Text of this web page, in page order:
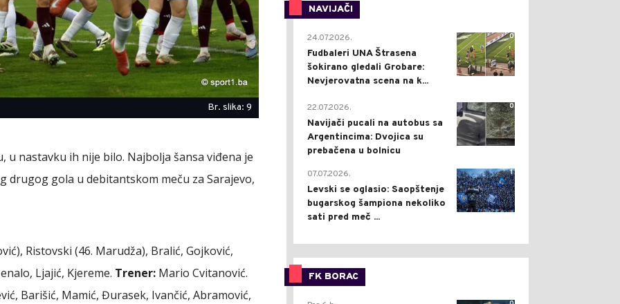
Br. slika: 9
nastavku ih nije bilo. Najbolja šansa viđena je
drugog gola u debitantskom meču za Sarajevo,
Ristovski (46. Marudža), Bralić, Gojković,
Ljajić, Kjereme. Trener: Mario Cvitanović.
Barišić, Mamić, Đurasek, Ivančić, Abramović,
NAVIJAČI
0
24.07.2026.
Fudbaleri UNA Štrasena
šokirano gledali Grobare:
Nevjerovatna scena na k...
0
22.07.2026.
Navijači pucali na autobus sa
Argentincima: Dvojica su
prebačena u bolnicu
1
07.07.2026.
Levski se oglasio: Saopštenje
bugarskog šampiona nekoliko
sati pred meč ...
FK BORAC